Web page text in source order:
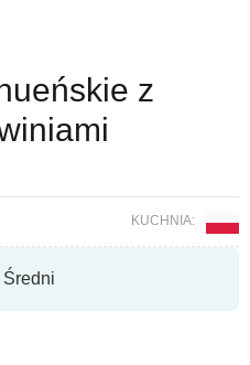
z
KUCHNIA:
Średni